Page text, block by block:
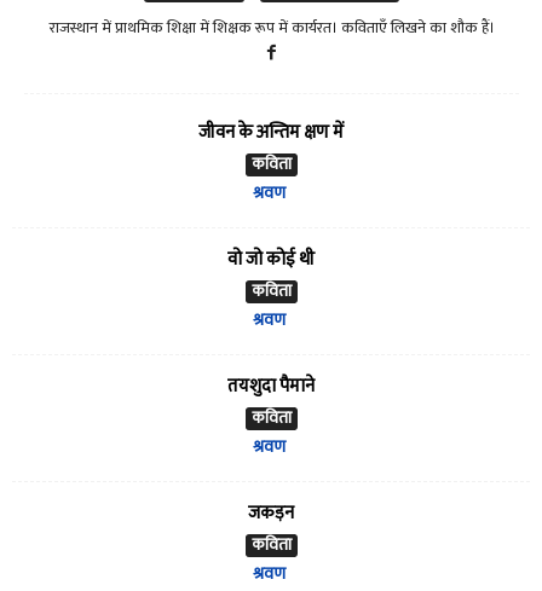
राजस्थान में प्राथमिक शिक्षा में शिक्षक रूप में कार्यरत। कविताएँ लिखने का शौक हैं।
जीवन के अन्तिम क्षण में
कविता
श्रवण
वो जो कोई थी
कविता
श्रवण
तयशुदा पैमाने
कविता
श्रवण
जकड़न
कविता
श्रवण